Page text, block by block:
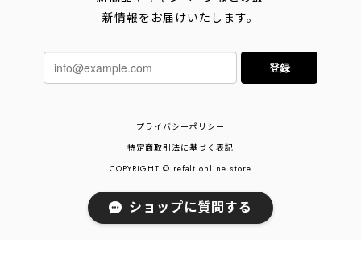
新情報をお届けいたします。
登録
プライバシーポリシー
特定商取引法に基づく表記
COPYRIGHT © refalt online store
ショップに質問する